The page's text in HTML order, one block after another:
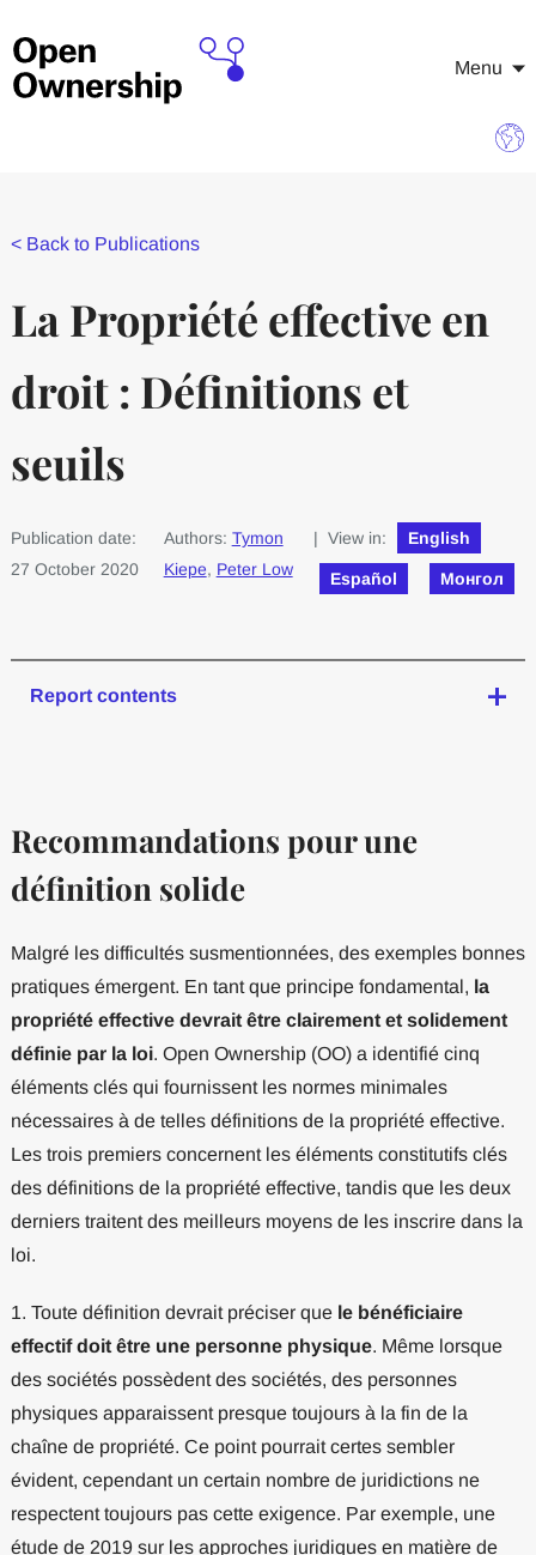
Menu
< Back to Publications
La Propriété effective en
droit : Définitions et
seuils
Publication date:
27 October 2020
Authors: Tymon
Kiepe, Peter Low
| View in: English
Español Монгол
Report contents
Recommandations pour une
définition solide
Malgré les difficultés susmentionnées, des exemples bonnes
pratiques émergent. En tant que principe fondamental, la
propriété effective devrait être clairement et solidement
définie par la loi. Open Ownership (OO) a identifié cinq
éléments clés qui fournissent les normes minimales
nécessaires à de telles définitions de la propriété effective.
Les trois premiers concernent les éléments constitutifs clés
des définitions de la propriété effective, tandis que les deux
derniers traitent des meilleurs moyens de les inscrire dans la
loi.
1. Toute définition devrait préciser que le bénéficiaire
effectif doit être une personne physique. Même lorsque
des sociétés possèdent des sociétés, des personnes
physiques apparaissent presque toujours à la fin de la
chaîne de propriété. Ce point pourrait certes sembler
évident, cependant un certain nombre de juridictions ne
respectent toujours pas cette exigence. Par exemple, une
étude de 2019 sur les approches juridiques en matière de